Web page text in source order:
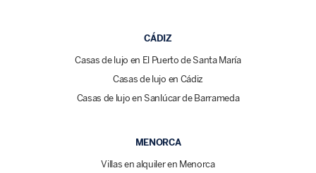
CÁDIZ
Casas de lujo en El Puerto de Santa María
Casas de lujo en Cádiz
Casas de lujo en Sanlúcar de Barrameda
MENORCA
Villas en alquiler en Menorca